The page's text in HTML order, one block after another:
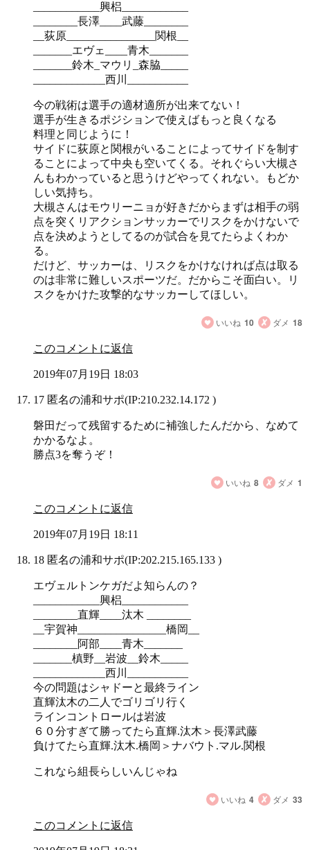
____________興梠____________
________長澤____武藤________
__荻原________________関根__
_______エヴェ____青木_______
_______鈴木_マウリ_森脇_____
_____________西川___________
今の戦術は選手の適材適所が出来てない！
選手が生きるポジションで使えばもっと良くなる
料理と同じように！
サイドに荻原と関根がいることによってサイドを制す
ることによって中央も空いてくる。それぐらい大槻さ
んもわかっていると思うけどやってくれない。もどか
しい気持ち。
大槻さんはモウリーニョが好きだからまずは相手の弱
点を突くリアクションサッカーでリスクをかけないで
点を決めようとしてるのが試合を見てたらよくわか
る。
だけど、サッカーは、リスクをかけなければ点は取る
のは非常に難しいスポーツだ。だからこそ面白い。リ
スクをかけた攻撃的なサッカーしてほしい。
いいね 10 ダメ 18
このコメントに返信
2019年07月19日 18:03
17 匿名の浦和サポ(IP:210.232.14.172 )
磐田だって残留するために補強したんだから、なめて
かかるなよ。
勝点3を奪うぞ！
いいね 8 ダメ 1
このコメントに返信
2019年07月19日 18:11
18 匿名の浦和サポ(IP:202.215.165.133 )
エヴェルトンケガだよ知らんの？
____________興梠____________
________直輝____汰木 ________
__宇賀神________________橋岡__
________阿部____青木_______
_______槙野__岩波__鈴木_____
_____________西川___________
今の問題はシャドーと最終ライン
直輝汰木の二人でゴリゴリ行く
ラインコントロールは岩波
６０分すぎて勝ってたら直輝.汰木＞長澤武藤
負けてたら直輝.汰木.橋岡＞ナバウト.マル.関根
これなら組長らしいんじゃね
いいね 4 ダメ 33
このコメントに返信